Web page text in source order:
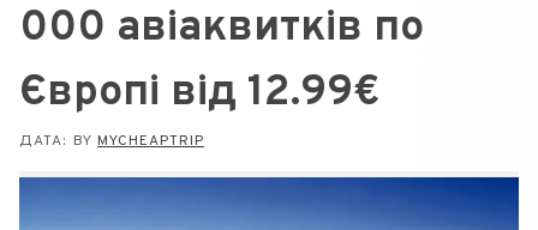
000 авіаквитків по
Європі від 12.99€
ДАТА: BY MYCHEAPTRIP